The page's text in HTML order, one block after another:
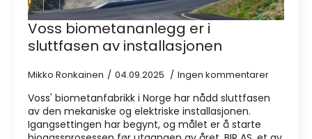
Voss biometananlegg er i
sluttfasen av installasjonen
Mikko Ronkainen 04.09.2025 Ingen kommentarer
Voss' biometanfabrikk i Norge har nådd sluttfasen
av den mekaniske og elektriske installasjonen.
Igangsettingen har begynt, og målet er å starte